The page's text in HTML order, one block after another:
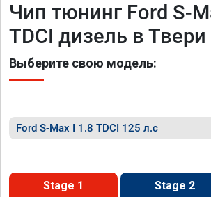
Чип тюнинг Ford S-
TDCI дизель в Твери
Выберите свою модель:
Ford S-Max I 1.8 TDCI 125 л.с
Stage 1 Stage 2